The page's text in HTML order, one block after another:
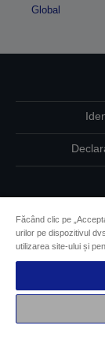
Global
Făcând clic pe
urilor pe dispozitivul
utilizarea site-ului și